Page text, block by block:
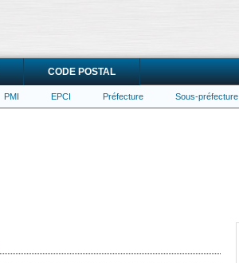
CODE POSTAL
PMI EPCI Préfecture Sous-préfecture